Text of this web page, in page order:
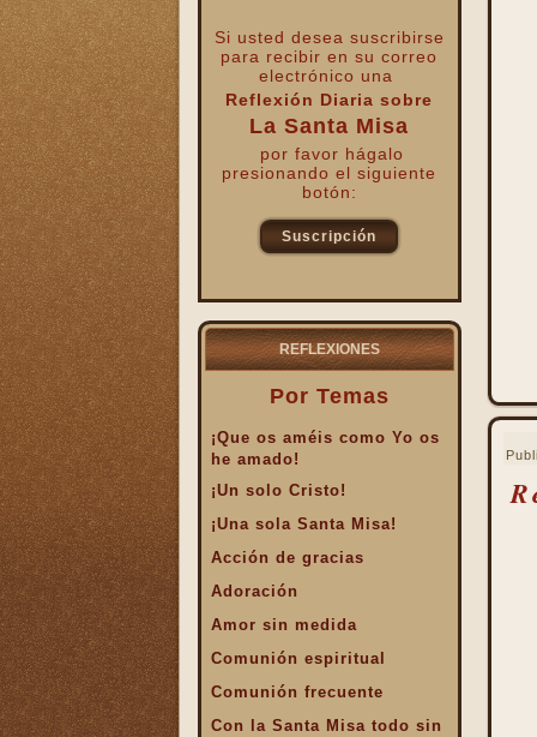
Si usted desea suscribirse
para recibir en su correo
electrónico una
Reflexión Diaria sobre
La Santa Misa
por favor hágalo
presionando el siguiente
botón:
Suscripción
REFLEXIONES
Por Temas
¡Que os améis como Yo os
he amado!
¡Un solo Cristo!
¡Una sola Santa Misa!
Acción de gracias
Adoración
Amor sin medida
Comunión espiritual
Comunión frecuente
Con la Santa Misa todo sin